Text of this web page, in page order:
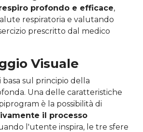
profondo e efficace,
respiratoria e valutando
prescritto dal medico
Visuale
basa sul principio della
Una delle caratteristiche
è la possibilità di
il processo
l'utente inspira, le tre sfere